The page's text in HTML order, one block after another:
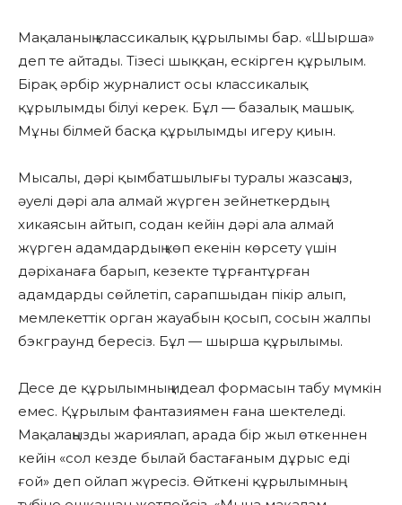
Мақаланың классикалық құрылымы бар. «Шырша»
деп те айтады. Тізесі шыққан, ескірген құрылым.
Бірақ әрбір журналист осы классикалық
құрылымды білуі керек. Бұл — базалық машық.
Мұны білмей басқа құрылымды игеру қиын.
Мысалы, дәрі қымбатшылығы туралы жазсаңыз,
әуелі дәрі ала алмай жүрген зейнеткердың
хикаясын айтып, содан кейін дәрі ала алмай
жүрген адамдардың көп екенін көрсету үшін
дәріханаға барып, кезекте тұрғантұрған
адамдарды сөйлетіп, сарапшыдан пікір алып,
мемлекеттік орган жауабын қосып, сосын жалпы
бэкграунд бересіз. Бұл — шырша құрылымы.
Десе де құрылымның идеал формасын табу мүмкін
емес. Құрылым фантазиямен ғана шектеледі.
Мақалаңызды жариялап, арада бір жыл өткеннен
кейін «сол кезде былай бастағаным дұрыс еді
ғой» деп ойлап жүресіз. Өйткені құрылымның